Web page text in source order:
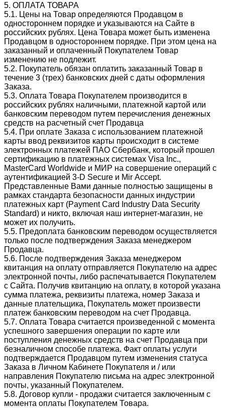
5. ОПЛАТА ТОВАРА
5.1. Цены на Товар определяются Продавцом в
одностороннем порядке и указываются на Сайте в
российских рублях. Цена Товара может быть изменена
Продавцом в одностороннем порядке. При этом цена на
заказанный и оплаченный Покупателем Товар
изменению не подлежит.
5.2. Покупатель обязан оплатить заказанный Товар в
течение 3 (трех) банковских дней с даты оформления
Заказа.
5.3. Оплата Товара Покупателем производится в
российских рублях наличными, платежной картой или
банковским переводом путем перечисления денежных
средств на расчетный счет Продавца
5.4. При оплате Заказа с использованием платежной
карты ввод реквизитов карты происходит в системе
электронных платежей ПАО Сбербанк, который прошел
сертификацию в платежных системах Visa Inc.,
MasterCard Worldwide и МИР на совершение операций с
аутентификацией 3-D Secure и Mir Accept.
Представленные Вами данные полностью защищены в
рамках стандарта безопасности данных индустрии
платежных карт (Payment Card Industry Data Security
Standard) и никто, включая наш интернет-магазин, не
может их получить.
5.5. Предоплата банковским переводом осуществляется
только после подтверждения Заказа менеджером
Продавца.
5.6. После подтверждения Заказа менеджером
квитанция на оплату отправляется Покупателю на адрес
электронной почты, либо распечатывается Покупателем
с Сайта. Получив квитанцию на оплату, в которой указана
сумма платежа, реквизиты платежа, номер Заказа и
данные плательщика, Покупатель может произвести
платеж банковским переводом на счет Продавца.
5.7. Оплата Товара считается произведенной с момента
успешного завершения операции по карте или
поступления денежных средств на счет Продавца при
безналичном способе платежа. Факт оплаты услуги
подтверждается Продавцом путем изменения статуса
Заказа в Личном Кабинете Покупателя и / или
направления Покупателю письма на адрес электронной
почты, указанный Покупателем.
5.8. Договор купли - продажи считается заключенным с
момента оплаты Покупателем Товара.